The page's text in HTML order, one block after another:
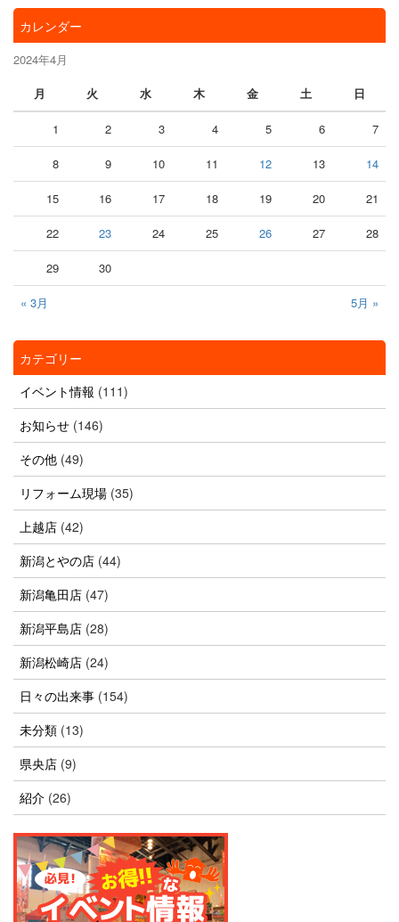
カレンダー
2024年4月
月
火 水 木 金 土 日
« 3月 5月 »
1 2 3 4 5 6 7
8 9 10 11 12 13 14
15 16 17 18 19 20 21
22 23 24 25 26 27 28
29 30
カテゴリー
イベント情報 (111)
お知らせ (146)
その他 (49)
リフォーム現場 (35)
上越店 (42)
新潟とやの店 (44)
新潟亀田店 (47)
新潟平島店 (28)
新潟松崎店 (24)
日々の出来事 (154)
未分類 (13)
県央店 (9)
紹介 (26)